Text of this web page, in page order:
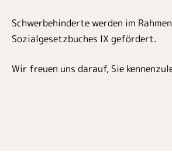
Schwerbehinderte werden im
Sozialgesetzbuches IX gefördert.
Wir freuen uns darauf, Sie